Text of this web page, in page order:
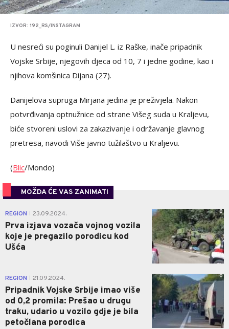
IZVOR: 192_RS/INSTAGRAM
U nesreći su poginuli Danijel L. iz Raške, inače pripadnik
Vojske Srbije, njegovih djeca od 10, 7 i jedne godine, kao i
njihova komšinica Dijana (27).
Danijelova supruga Mirjana jedina je preživjela. Nakon
potvrđivanja optnužnice od strane Višeg suda u Kraljevu,
biće stvoreni uslovi za zakazivanje i održavanje glavnog
pretresa, navodi Više javno tužilaštvo u Kraljevu.
(Blic/Mondo)
MOŽDA ĆE VAS ZANIMATI
REGION 23.09.2024.
Prva izjava vozača vojnog vozila
koje je pregazilo porodicu kod
Ušća
0
REGION 21.09.2024.
Pripadnik Vojske Srbije imao više
od 0,2 promila: Prešao u drugu
traku, udario u vozilo gdje je bila
petočlana porodica
0